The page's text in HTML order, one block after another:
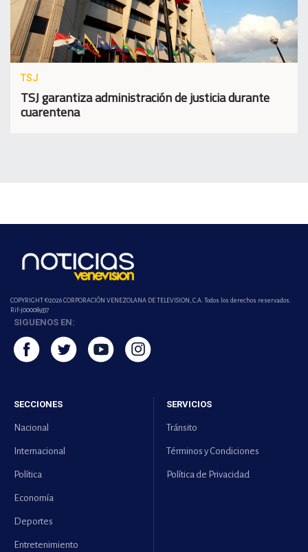
TSJ
TSJ garantiza administración de justicia durante
cuarentena
COPYRIGHT ©2026 CORPORACIÓN VENEZOLANA DE TELEVISION, C.A. Todos los derechos reservados.
Rif-j000089337
SIGUENOS EN:
SECCIONES
Nacional
Internacional
Política
Economía
Deportes
Entretenimiento
SERVICIOS
Tránsito
Términos y Condiciones
Política de Privacidad